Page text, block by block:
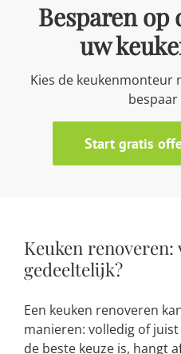
Besparen op
uw
Kies de keukenmonteur
bespaar
Start gratis
Keuken
gedeeltelijk?
Een keuken renoveren
manieren: volledig of
de beste keuze is, hangt